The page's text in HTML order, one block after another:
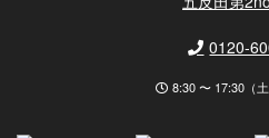
0120-
8:30 〜 17:30（